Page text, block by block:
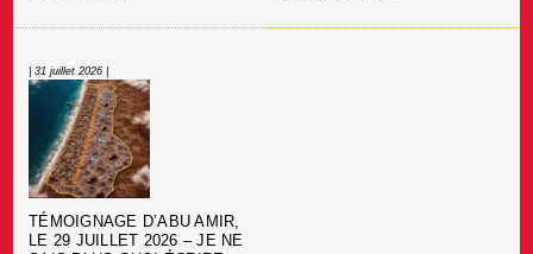
| 31 juillet 2026 |
TÉMOIGNAGE D’ABU AMIR,
LE 29 JUILLET 2026 – JE NE